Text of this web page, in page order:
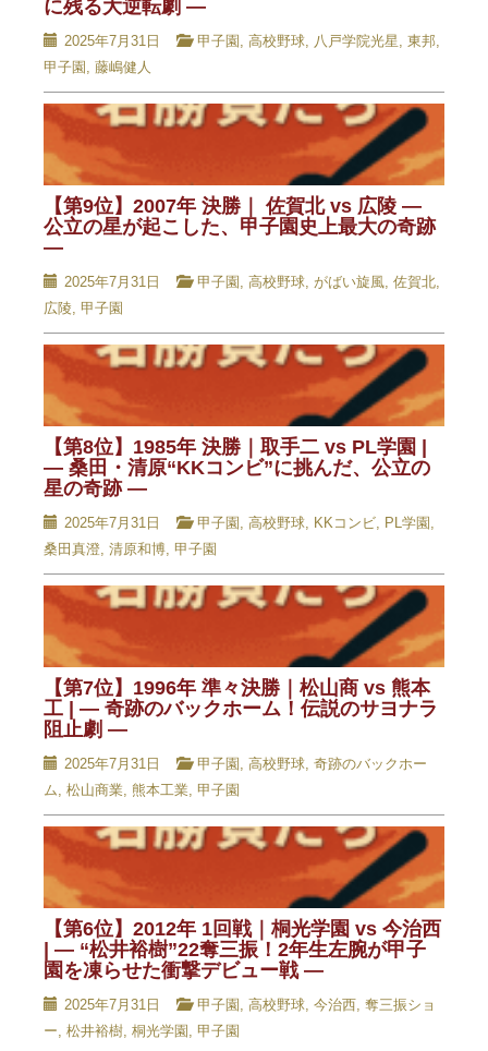
に残る大逆転劇 —
2025年7月31日 甲子園 , 高校野球, 八戸学院光星, 東邦,
甲子園 , 藤嶋健人
【第9位】2007年 決勝｜ 佐賀北 vs 広陵 —
公立の星が起こした、甲子園史上最大の奇跡
—
2025年7月31日 甲子園 , 高校野球, がばい旋風, 佐賀北,
広陵, 甲子園
【第8位】1985年 決勝｜取手二 vs PL学園 |
— 桑田・清原“KKコンビ”に挑んだ、公立の
星の奇跡 —
2025年7月31日 甲子園 , 高校野球, KKコンビ, PL学園 ,
桑田真澄, 清原和博, 甲子園
【第7位】1996年 準々決勝｜松山商 vs 熊本
工 | — 奇跡のバックホーム！伝説のサヨナラ
阻止劇 —
2025年7月31日 甲子園 , 高校野球, 奇跡のバックホー
ム, 松山商業, 熊本工業, 甲子園
【第6位】2012年 1回戦｜桐光学園 vs 今治西
| — “松井裕樹”22奪三振！2年生左腕が甲子
園を凍らせた衝撃デビュー戦 —
2025年7月31日 甲子園 , 高校野球, 今治西, 奪三振ショ
ー, 松井裕樹, 桐光学園 , 甲子園